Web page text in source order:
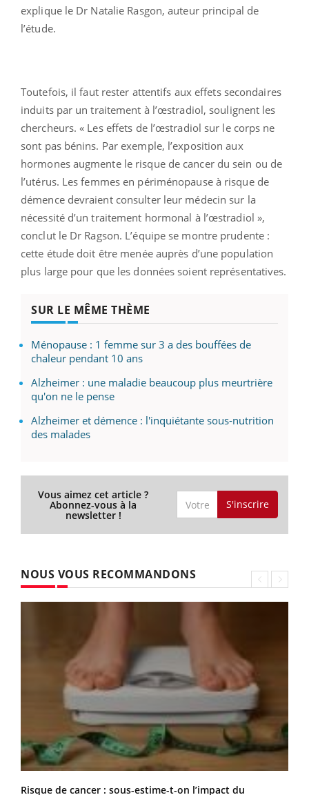
explique le Dr Natalie Rasgon, auteur principal de
l’étude.
Toutefois, il faut rester attentifs aux effets secondaires
induits par un traitement à l’œstradiol, soulignent les
chercheurs. « Les effets de l’œstradiol sur le corps ne
sont pas bénins. Par exemple, l’exposition aux
hormones augmente le risque de cancer du sein ou de
l’utérus. Les femmes en périménopause à risque de
démence devraient consulter leur médecin sur la
nécessité d’un traitement hormonal à l’œstradiol »,
conclut le Dr Ragson. L’équipe se montre prudente :
cette étude doit être menée auprès d’une population
plus large pour que les données soient représentatives.
SUR LE MÊME THÈME
Ménopause : 1 femme sur 3 a des bouffées de
chaleur pendant 10 ans
Alzheimer : une maladie beaucoup plus meurtrière
qu'on ne le pense
Alzheimer et démence : l'inquiétante sous-nutrition
des malades
Vous aimez cet article ?
Abonnez-vous à la
newsletter !
S'inscrire
NOUS VOUS RECOMMANDONS
Risque de cancer : sous-estime-t-on l’impact du